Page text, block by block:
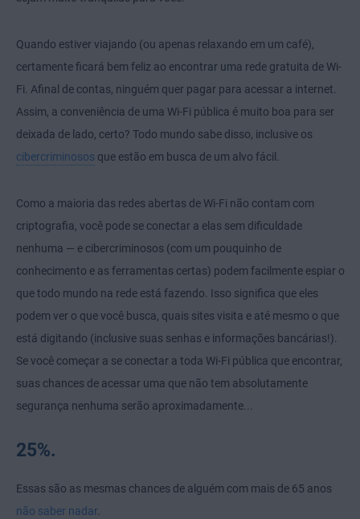
Quando estiver viajando (ou apenas relaxando em um café),
certamente ficará bem feliz ao encontrar uma rede gratuita de Wi-
Fi. Afinal de contas, ninguém quer pagar para acessar a internet.
Assim, a conveniência de uma Wi-Fi pública é muito boa para ser
deixada de lado, certo? Todo mundo sabe disso, inclusive os
cibercriminosos que estão em busca de um alvo fácil.
Como a maioria das redes abertas de Wi-Fi não contam com
criptografia, você pode se conectar a elas sem dificuldade
nenhuma — e cibercriminosos (com um pouquinho de
conhecimento e as ferramentas certas) podem facilmente espiar o
que todo mundo na rede está fazendo. Isso significa que eles
podem ver o que você busca, quais sites visita e até mesmo o que
está digitando (inclusive suas senhas e informações bancárias!).
Se você começar a se conectar a toda Wi-Fi pública que encontrar,
suas chances de acessar uma que não tem absolutamente
segurança nenhuma serão aproximadamente...
25%.
Essas são as mesmas chances de alguém com mais de 65 anos
não saber nadar.